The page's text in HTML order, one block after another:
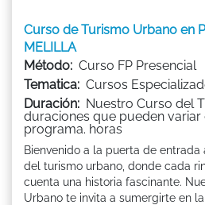
Curso de Turismo Urbano en
MELILLA
Método: Curso FP Presencial
Tematica: Cursos
Duración: Nuestro Curso del
duraciones que pueden
programa. horas
Bienvenido a la puerta de
del turismo urbano, donde cada
cuenta una historia fascinante.
Urbano te invita a sumergirte en